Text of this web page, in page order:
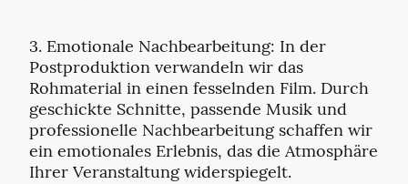
3. Emotionale Nachbearbeitung: In der
Postproduktion verwandeln wir das
Rohmaterial in einen fesselnden Film. Durch
geschickte Schnitte, passende Musik und
professionelle Nachbearbeitung schaffen wir
ein emotionales Erlebnis, das die Atmosphäre
Ihrer Veranstaltung widerspiegelt.